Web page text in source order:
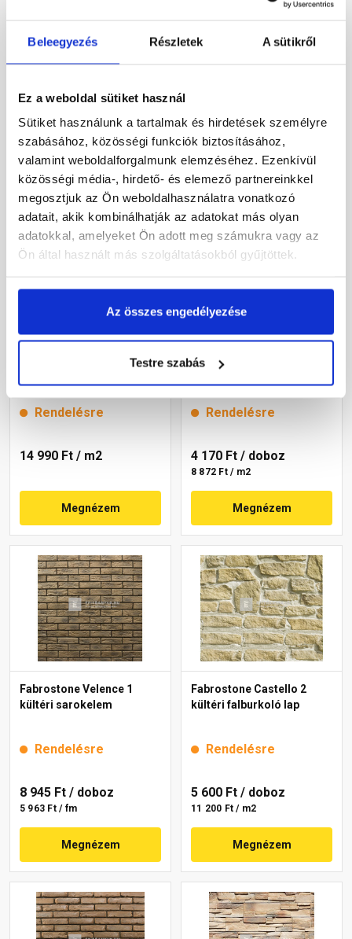
Beleegyezés Részletek A sütikről
Ez a weboldal sütiket használ
Sütiket használunk a tartalmak és hirdetések személyre
szabásához, közösségi funkciók biztosításához,
valamint weboldalforgalmunk elemzéséhez. Ezenkívül
közösségi média-, hirdető- és elemező partnereinkkel
megosztjuk az Ön weboldalhasználatra vonatkozó
adatait, akik kombinálhatják az adatokat más olyan
adatokkal, amelyeket Ön adott meg számukra vagy az
Ön által használt más szolgáltatásokból gyűjtöttek.
Az összes engedélyezése
Testre szabás
7 750 Ft/ doboz
7 750 Ft / m2
7 750 Ft/ doboz
7 750 Ft / m2
falburkoló 7x30x1,5 cm
Rendelésre
14 990 Ft / m2
Megnézem
kültéri falburkoló lap
Rendelésre
4 170 Ft / doboz
8 872 Ft / m2
Megnézem
Fabrostone Velence 1
kültéri sarokelem
Rendelésre
8 945 Ft / doboz
5 963 Ft / fm
Megnézem
Fabrostone Castello 2
kültéri falburkoló lap
Rendelésre
5 600 Ft / doboz
11 200 Ft / m2
Megnézem